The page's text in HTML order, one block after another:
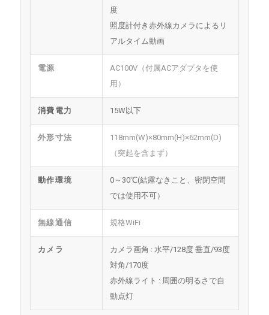
度
照度計付き赤外線カメラによるリ
アルタイム動画
電源
AC100V（付属ACアダプタを使
用）
消費電力 15W以下
外形寸法
118mm(W)×80mm(H)×62mm(D)
（突起を含まず）
動作環境
0～30℃(結露なきこと、密閉空間
では使用不可）
無線通信 規格WiFi
カメラ
カメラ画角 : 水平/128度 垂直/93度
対角/170度
赤外線ライト : 周囲の明るさで自
動点灯